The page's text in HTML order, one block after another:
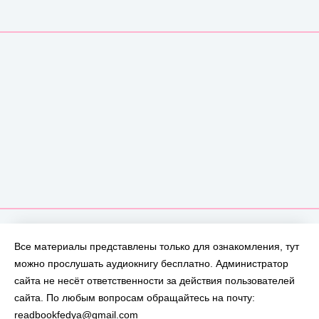
Все материалы представлены только для ознакомления, тут
можно прослушать аудиокнигу бесплатно. Администратор
сайта не несёт ответственности за действия пользователей
сайта. По любым вопросам обращайтесь на почту:
readbookfedya@gmail.com